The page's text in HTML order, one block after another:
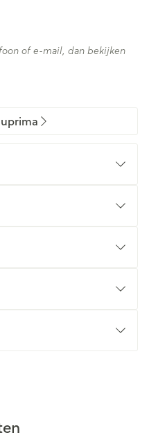
of e-mail, dan bekijken